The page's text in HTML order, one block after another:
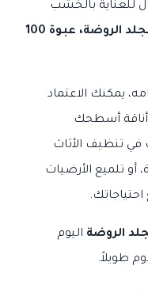
للعناية بالخشب
ملمع زيتي للخشب والجلد الروضة، عبوة 100
يمكنك الاعتماد
أسطحك
في تنظيف الأثاث
أو تلميع الأرضيات
الروضة اليوم
طويلاً.